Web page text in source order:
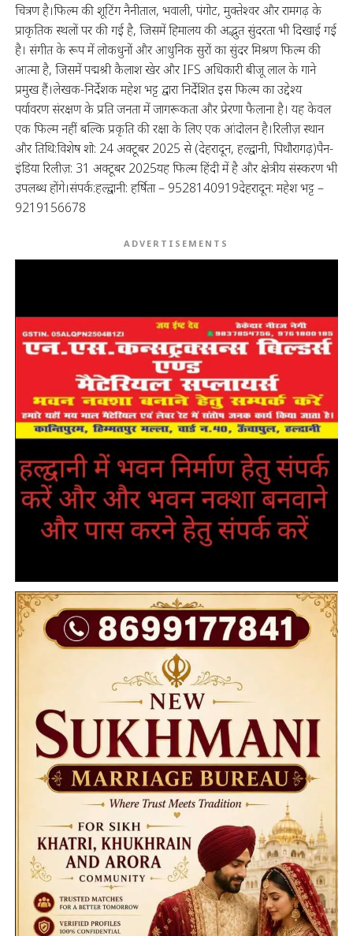
चित्रण है।फिल्म की शूटिंग नैनीताल, भवाली, पंगोट, मुक्तेश्वर और रामगढ़ के
प्राकृतिक स्थलों पर की गई है, जिसमें हिमालय की अद्भुत सुंदरता भी दिखाई गई
है। संगीत के रूप में लोकधुनों और आधुनिक सुरों का सुंदर मिश्रण फिल्म की
आत्मा है, जिसमें पद्मश्री कैलाश खेर और IFS अधिकारी बीजू लाल के गाने
प्रमुख हैं।लेखक-निर्देशक महेश भट्ट द्वारा निर्देशित इस फिल्म का उद्देश्य
पर्यावरण संरक्षण के प्रति जनता में जागरूकता और प्रेरणा फैलाना है। यह केवल
एक फिल्म नहीं बल्कि प्रकृति की रक्षा के लिए एक आंदोलन है।रिलीज़ स्थान
और तिथि:विशेष शो: 24 अक्टूबर 2025 से (देहरादून, हल्द्वानी, पिथौरागढ़)पैन-
इंडिया रिलीज़: 31 अक्टूबर 2025यह फिल्म हिंदी में है और क्षेत्रीय संस्करण भी
उपलब्ध होंगे।संपर्क:हल्द्वानी: हर्षिता – 9528140919देहरादून: महेश भट्ट –
9219156678
ADVERTISEMENTS